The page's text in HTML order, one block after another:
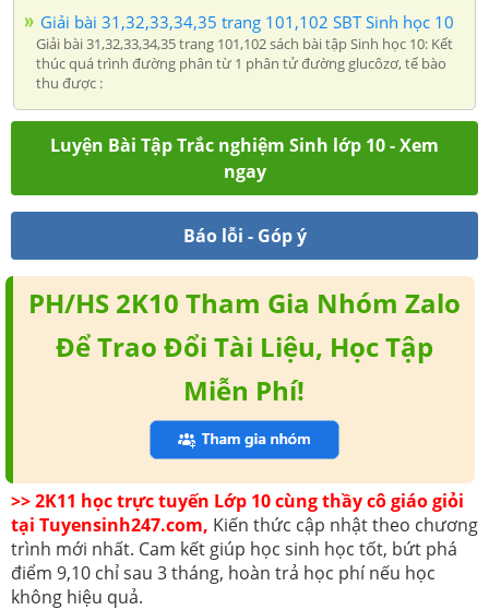
Giải bài 31,32,33,34,35 trang 101,102 SBT Sinh học 10
Giải bài 31,32,33,34,35 trang 101,102 sách bài tập Sinh học 10: Kết
thúc quá trình đường phân từ 1 phân tử đường glucôzơ, tế bào
thu được :
Luyện Bài Tập Trắc nghiệm Sinh lớp 10 - Xem
ngay
Báo lỗi - Góp ý
PH/HS 2K10 Tham Gia Nhóm Zalo
Để Trao Đổi Tài Liệu, Học Tập
Miễn Phí!
>> 2K11 học trực tuyến Lớp 10 cùng thầy cô giáo giỏi
tại Tuyensinh247.com, Kiến thức cập nhật theo chương
trình mới nhất. Cam kết giúp học sinh học tốt, bứt phá
điểm 9,10 chỉ sau 3 tháng, hoàn trả học phí nếu học
không hiệu quả.